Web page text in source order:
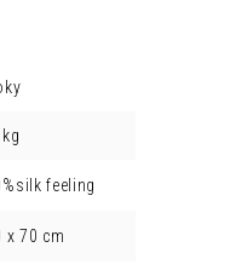
feeling
x 70 cm